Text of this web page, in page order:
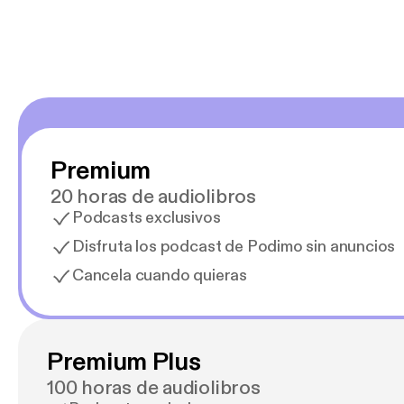
Premium
20 horas de audiolibros
Podcasts exclusivos
Disfruta los podcast de Podimo sin anuncios
Cancela cuando quieras
Premium Plus
100 horas de audiolibros